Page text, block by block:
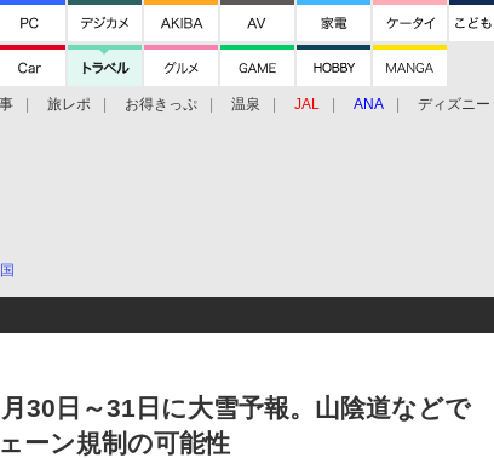
旅レポ お得きっぷ 温泉 JAL ANA ディズニー
30日～31日に大雪予報。山陰道などで
ーン規制の可能性